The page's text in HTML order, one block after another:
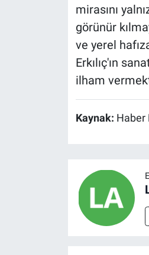
mirasını
görünür
ve yerel
Erkılıç'ın
ilham
Kaynak: Haber